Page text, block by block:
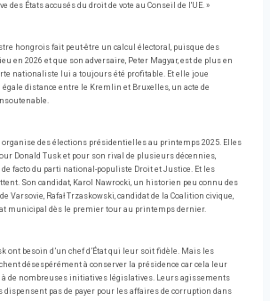
des États accusés du droit de vote au Conseil de l'UE. »
hongrois fait peut-être un calcul électoral, puisque des
en 2026 et que son adversaire, Peter Magyar, est de plus en
nationaliste lui a toujours été profitable. Et elle joue
distance entre le Kremlin et Bruxelles, un acte de
organise des élections présidentielles au printemps 2025. Elles
Donald Tusk et pour son rival de plusieurs décennies,
de facto du parti national-populiste Droit et Justice. Et les
Son candidat, Karol Nawrocki, un historien peu connu des
Varsovie, Rafał Trzaskowski, candidat de la Coalition civique,
municipal dès le premier tour au printemps dernier.
ont ​​besoin d’un chef d’État qui leur soit fidèle. Mais les
désespérément à conserver la présidence car cela leur
à de nombreuses initiatives législatives. Leurs agissements
dispensent pas de payer pour les affaires de corruption dans